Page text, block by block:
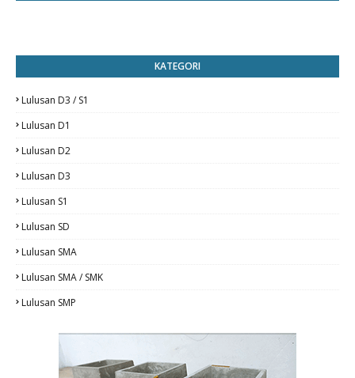
KATEGORI
Lulusan D3 / S1
Lulusan D1
Lulusan D2
Lulusan D3
Lulusan S1
Lulusan SD
Lulusan SMA
Lulusan SMA / SMK
Lulusan SMP